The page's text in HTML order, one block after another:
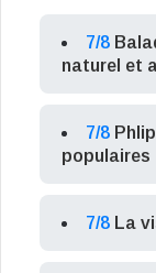
7/8
naturel et
7/8
populaires
7/8 La